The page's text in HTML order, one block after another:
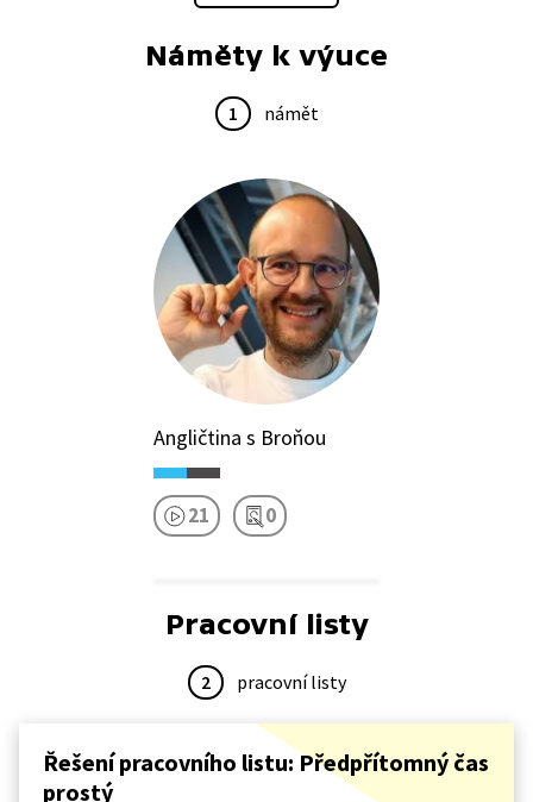
Náměty k výuce
1 námět
Angličtina s Broňou
21 0
Pracovní listy
2 pracovní listy
Řešení pracovního listu: Předpřítomný čas
prostý